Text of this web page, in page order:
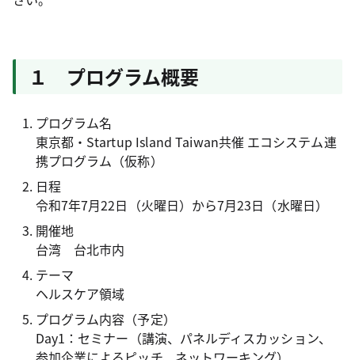
１ プログラム概要
プログラム名
東京都・Startup Island Taiwan共催 エコシステム連
携プログラム（仮称）
日程
令和7年7月22日（火曜日）から7月23日（水曜日）
開催地
台湾 台北市内
テーマ
ヘルスケア領域
プログラム内容（予定）
Day1：セミナー（講演、パネルディスカッション、